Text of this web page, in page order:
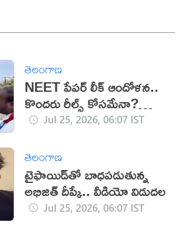
తెలంగాణ
NEET పేపర్ లీక్ ఆందోళన..
కొందరు రీల్స్ కోసమేనా?
(వీడియో)
Jul 25, 2026, 06:07 IST
తెలంగాణ
టైఫాయిడ్‌తో బాధపడుతున్న
అభిజిత్‌ దీప్కే.. వీడియో విడుదల
Jul 25, 2026, 06:07 IST